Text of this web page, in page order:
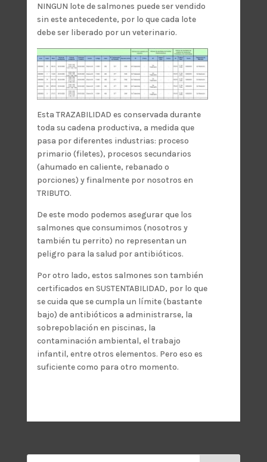
NINGUN lote de salmones puede ser vendido
sin este antecedente, por lo que cada lote
debe ser liberado por un veterinario.
Esta TRAZABILIDAD es conservada durante
toda su cadena productiva, a medida que
pasa por diferentes industrias: proceso
primario (filetes), procesos secundarios
(ahumado en caliente, rebanado o
porciones) y finalmente por nosotros en
TRIBUTO.
De este modo podemos asegurar que los
salmones que consumimos (nosotros y
también tu perrito) no representan un
peligro para la salud por antibióticos.
Por otro lado, estos salmones son también
certificados en SUSTENTABILIDAD, por lo que
se cuida que se cumpla un límite (bastante
bajo) de antibióticos a administrarse, la
sobrepoblación en piscinas, la
contaminación ambiental, el trabajo
infantil, entre otros elementos. Pero eso es
suficiente como para otro momento.